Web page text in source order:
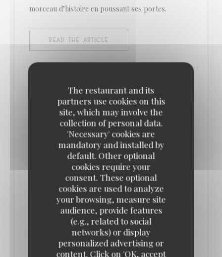
The restaurant and its
partners use cookies on this
site, which may involve the
collection of personal data.
'Necessary' cookies are
mandatory and installed by
default. Other optional
cookies require your
consent. These optional
cookies are used to analyze
your browsing, measure site
audience, provide features
(e.g., related to social
networks) or display
personalized advertising or
content. Click on 'OK, accept
morceau d’histoire en poussant ses portes.
READ THE ARTICLE
QUE FAIRE À PARIS CETTE SEMAINE ? (16-
22 JUIN) // LE BONBON
On se fait une bonne brasserie pour soutenir la